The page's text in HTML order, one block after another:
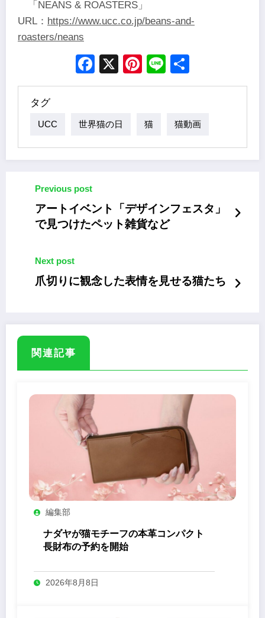
「NEANS & ROASTERS」
URL： https://www.ucc.co.jp/beans-and-
roasters/neans
Facebook
X Pinterest
Line
タグ
UCC 世界猫の日 猫 猫動画
Previous post
アートイベント「デザインフェスタ」
で見つけたペット雑貨など
Next post
爪切りに観念した表情を見せる猫たち
関連記事
編集部
ナダヤが猫モチーフの本革コンパクト
長財布の予約を開始
2026年8月8日